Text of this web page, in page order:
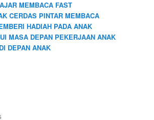
MEMBACA FAST
CERDAS PINTAR MEMBACA
HADIAH PADA ANAK
MASA DEPAN PEKERJAAN ANAK
DEPAN ANAK